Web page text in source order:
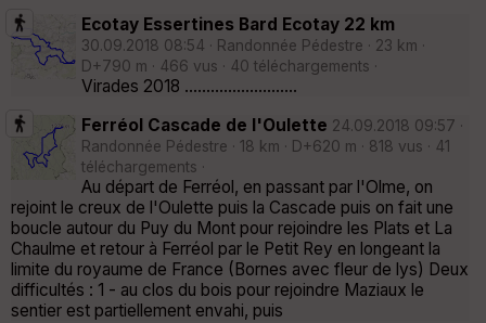
Ecotay Essertines Bard Ecotay 22 km
30.09.2018 08:54 · Randonnée Pédestre · 23 km ·
D+790 m · 466 vus · 40 téléchargements ·
Virades 2018 ..........................
Ferréol Cascade de l'Oulette 24.09.2018 09:57 ·
Randonnée Pédestre · 18 km · D+620 m · 818 vus · 41
téléchargements ·
Au départ de Ferréol, en passant par l'Olme, on
rejoint le creux de l'Oulette puis la Cascade puis on fait une
boucle autour du Puy du Mont pour rejoindre les Plats et La
Chaulme et retour à Ferréol par le Petit Rey en longeant la
limite du royaume de France (Bornes avec fleur de lys) Deux
difficultés : 1 - au clos du bois pour rejoindre Maziaux le
sentier est partiellement envahi, puis